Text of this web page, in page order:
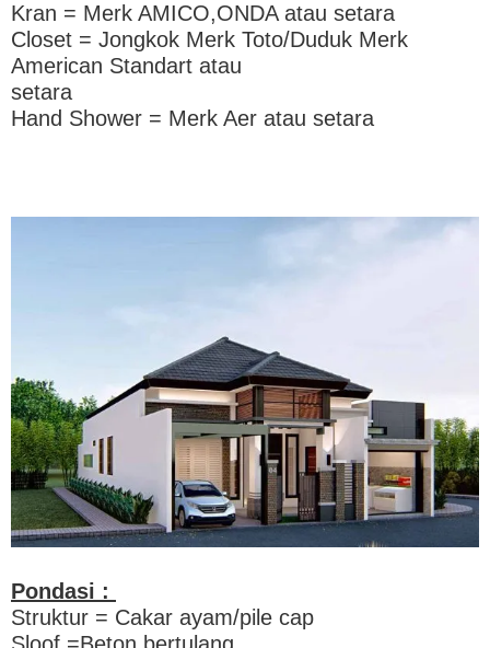
Kran = Merk AMICO,ONDA atau setara
Closet = Jongkok Merk Toto/Duduk Merk
American Standart atau
setara
Hand Shower = Merk Aer atau setara
Pondasi :
Struktur = Cakar ayam/pile cap